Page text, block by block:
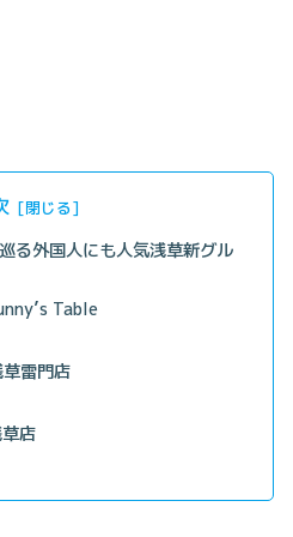
る外国人にも人気浅草新グル
Table
雷門店
店